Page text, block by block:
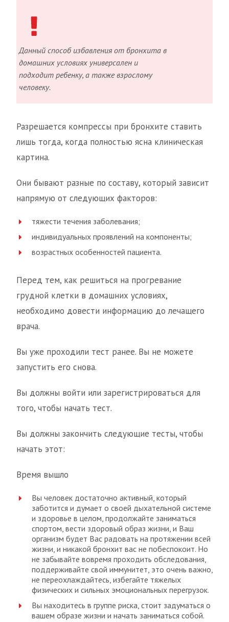
Данный способ избавления от бронхита в
домашних условиях универсален и
подходит ребенку, а также взрослому
человеку.
Разрешается компрессы при бронхите ставить
лишь тогда, когда полностью ясна клиническая
картина.
Они бывают разные по составу, который зависит
напрямую от следующих факторов:
тяжести течения заболевания;
индивидуальных проявлений на компоненты;
возрастных особенностей пациента.
Перед тем, как решиться на прогревание
грудной клетки в домашних условиях,
необходимо довести информацию до лечащего
врача.
Вы уже проходили тест ранее. Вы не можете
запустить его снова.
Вы должны войти или зарегистрироваться для
того, чтобы начать тест.
Вы должны закончить следующие тесты, чтобы
начать этот:
Время вышло
Вы человек достаточно активный, который
заботится и думает о своей дыхательной системе
и здоровье в целом, продолжайте заниматься
спортом, вести здоровый образ жизни, и Ваш
организм будет Вас радовать на протяжении всей
жизни, и никакой бронхит вас не побеспокоит. Но
не забывайте вовремя проходить обследования,
поддерживайте свой иммунитет, это очень важно,
не переохлаждайтесь, избегайте тяжелых
физических и сильных эмоциональных перегрузок.
Вы находитесь в группе риска, стоит задуматься о
вашем образе жизни и начать заниматься собой.